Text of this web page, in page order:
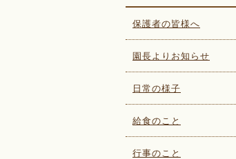
保護者の皆様へ
園長よりお知らせ
日常の様子
給食のこと
行事のこと